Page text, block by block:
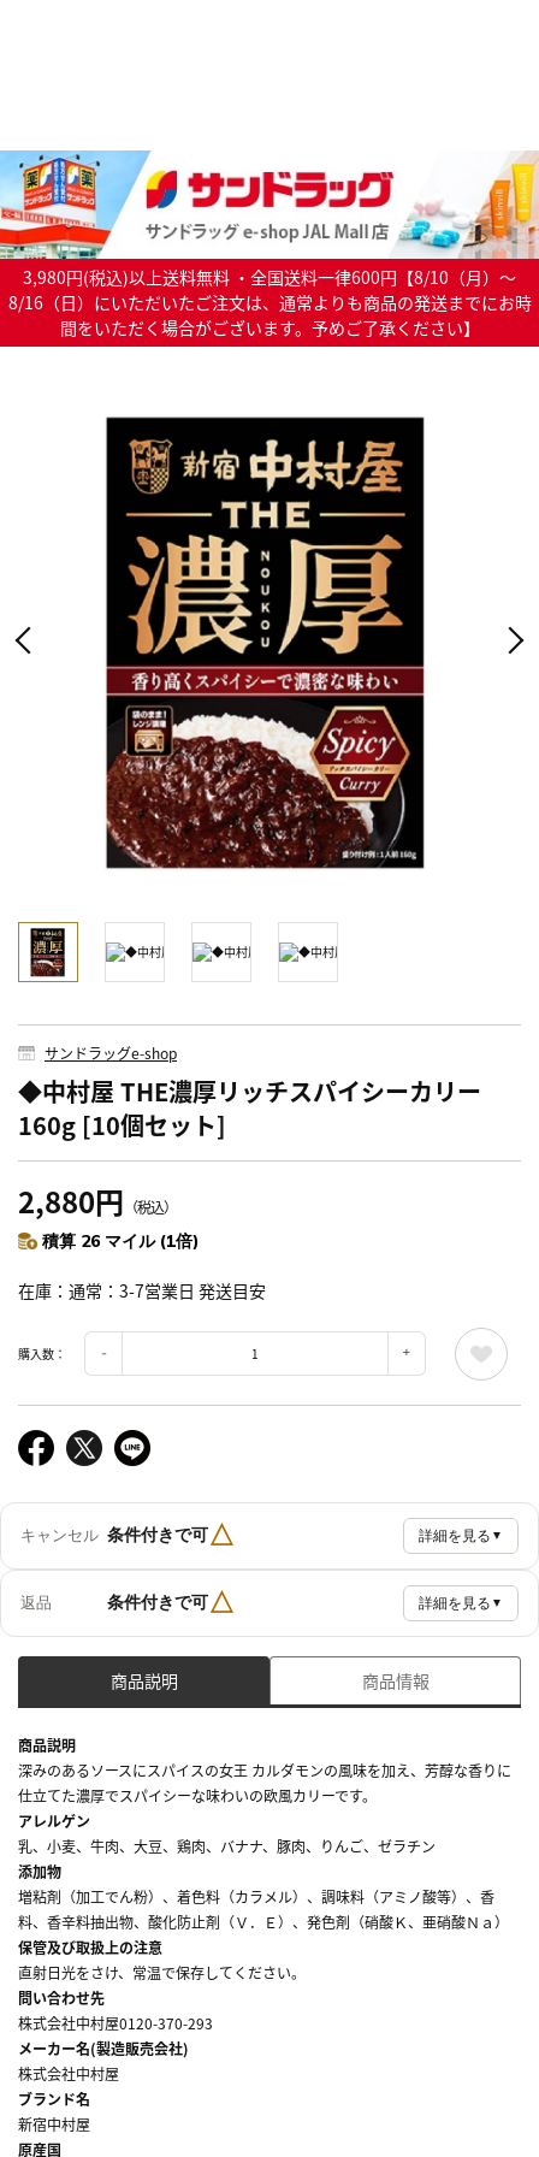
3,980円(税込)以上送料無料 ・全国送料一律600円【8/10（月）～
8/16（日）にいただいたご注文は、通常よりも商品の発送までにお時
間をいただく場合がございます。予めご了承ください】
サンドラッグe-shop
◆中村屋 THE濃厚リッチスパイシーカリー
160g [10個セット]
2,880円 （税込）
積算 26 マイル (1倍)
在庫 通常：3-7営業日 発送目安
購入数：
キャンセル 条件付きで可△ 詳細を見る ▼
返品 条件付きで可△ 詳細を見る ▼
商品説明 商品情報
商品説明
深みのあるソースにスパイスの女王 カルダモンの風味を加え、芳醇な香りに
仕立てた濃厚でスパイシーな味わいの欧風カリーです。
アレルゲン
乳、小麦、牛肉、大豆、鶏肉、バナナ、豚肉、りんご、ゼラチン
添加物
増粘剤（加工でん粉）、着色料（カラメル）、調味料（アミノ酸等）、香
料、香辛料抽出物、酸化防止剤（Ｖ．Ｅ）、発色剤（硝酸Ｋ、亜硝酸Ｎａ）
保管及び取扱上の注意
直射日光をさけ、常温で保存してください。
問い合わせ先
株式会社中村屋0120-370-293
メーカー名(製造販売会社)
株式会社中村屋
ブランド名
新宿中村屋
原産国